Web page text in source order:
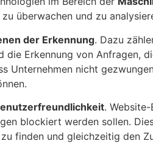
überwachen und zu
der Erkennung. Dazu
Erkennung von Anfragen,
Unternehmen nicht
.
blockiert werden sollen.
finden und gleichzeitig den